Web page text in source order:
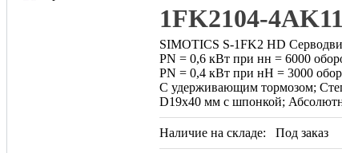
1FK2104-
SIMOTICS S-1FK2 HD
PN = 0,6 кВт при нн = 6000
PN = 0,4 кВт при нН = 3000
С удерживающим тормозом;
D19x40 мм с шпонкой;
Наличие на складе: Под заказ